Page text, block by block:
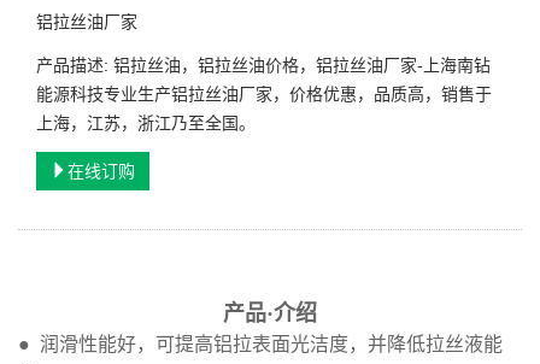
铝拉丝油厂家
产品描述: 铝拉丝油，铝拉丝油价格，铝拉丝油厂家-上海南钻
能源科技专业生产铝拉丝油厂家，价格优惠，品质高，销售于
上海，江苏，浙江乃至全国。
在线订购
产品·介绍
● 润滑性能好，可提高铝拉表面光洁度，并降低拉丝液能